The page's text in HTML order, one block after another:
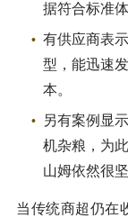
据符合标准体
有供应商表
型，能迅速
本。
另有案例显
机杂粮，为
山姆依然很
当传统商超仍在